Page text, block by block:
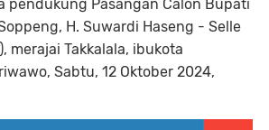
pendukung Pasangan Calon Bupati
H. Suwardi Haseng - Selle
merajai Takkalala, ibukota
Sabtu, 12 Oktober 2024,